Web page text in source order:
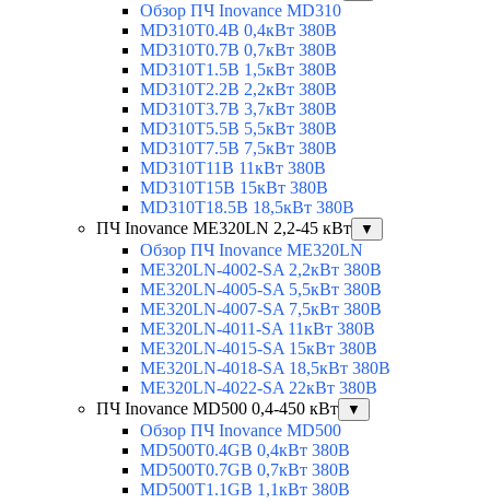
Обзор ПЧ Inovance MD310
MD310T0.4B 0,4кВт 380В
MD310T0.7B 0,7кВт 380В
MD310T1.5B 1,5кВт 380В
MD310T2.2B 2,2кВт 380В
MD310T3.7B 3,7кВт 380В
MD310T5.5B 5,5кВт 380В
MD310T7.5B 7,5кВт 380В
MD310T11B 11кВт 380В
MD310T15B 15кВт 380В
MD310T18.5B 18,5кВт 380В
ПЧ Inovance ME320LN 2,2-45 кВт
▼
Обзор ПЧ Inovance ME320LN
ME320LN-4002-SA 2,2кВт 380В
ME320LN-4005-SA 5,5кВт 380В
ME320LN-4007-SA 7,5кВт 380В
ME320LN-4011-SA 11кВт 380В
ME320LN-4015-SA 15кВт 380В
ME320LN-4018-SA 18,5кВт 380В
ME320LN-4022-SA 22кВт 380В
ПЧ Inovance MD500 0,4-450 кВт
▼
Обзор ПЧ Inovance MD500
MD500T0.4GB 0,4кВт 380В
MD500T0.7GB 0,7кВт 380В
MD500T1.1GB 1,1кВт 380В